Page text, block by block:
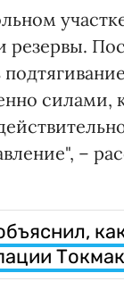
резервы.
силами,
–